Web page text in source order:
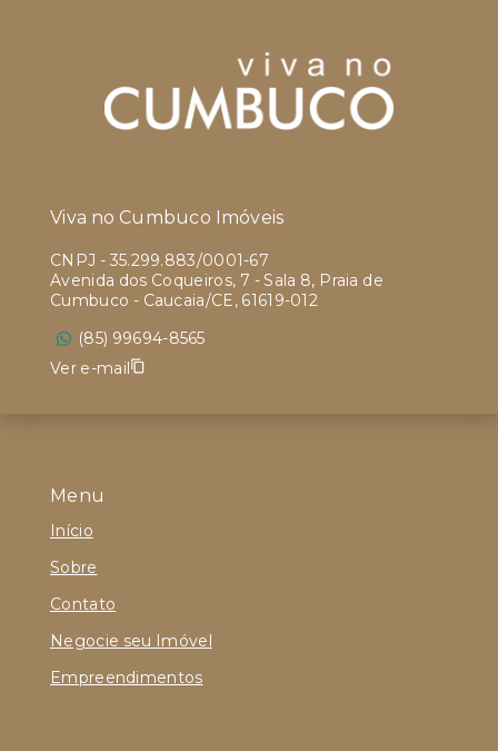
Menu
Início
Sobre
Contato
Negocie seu Imóvel
Empreendimentos
Viva no Cumbuco Imóveis
CNPJ - 35.299.883/0001-67
Avenida dos Coqueiros, 7 - Sala 8, Praia de
Cumbuco - Caucaia/CE, 61619-012
(85) 99694-8565
Ver e-mail